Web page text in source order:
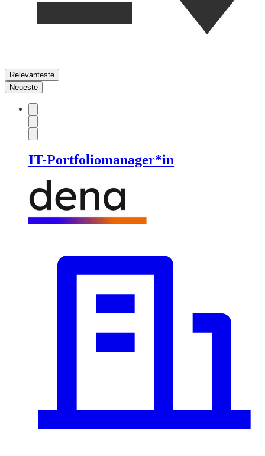
Relevanteste
Neueste
IT-Portfoliomanager*in